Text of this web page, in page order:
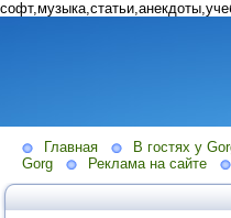
Главная
В гостях у
Gorg
Реклама на сайте